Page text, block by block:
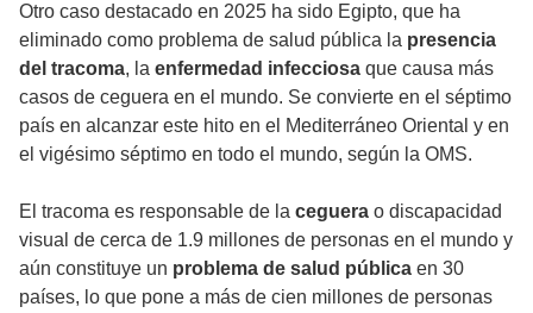
Otro caso destacado en 2025 ha sido Egipto, que ha
eliminado como problema de salud pública la presencia
del tracoma, la enfermedad infecciosa que causa más
casos de ceguera en el mundo. Se convierte en el séptimo
país en alcanzar este hito en el Mediterráneo Oriental y en
el vigésimo séptimo en todo el mundo, según la OMS.
El tracoma es responsable de la ceguera o discapacidad
visual de cerca de 1.9 millones de personas en el mundo y
aún constituye un problema de salud pública en 30
países, lo que pone a más de cien millones de personas